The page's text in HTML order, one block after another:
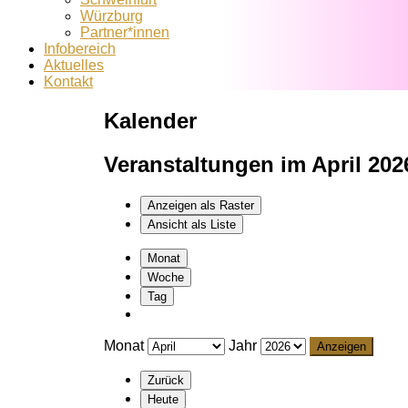
Würzburg
Partner*innen
Infobereich
Aktuelles
Kontakt
Kalender
Veranstaltungen im April
Anzeigen als Raster
Ansicht als Liste
Monat
Woche
Tag
Monat Jahr
Zurück
Heute